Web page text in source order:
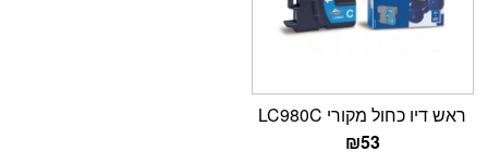
ראש דיו כחול מקורי LC980C
₪53